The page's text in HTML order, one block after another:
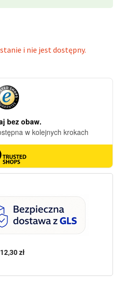
12,30 zł
i nie jest dostępny.